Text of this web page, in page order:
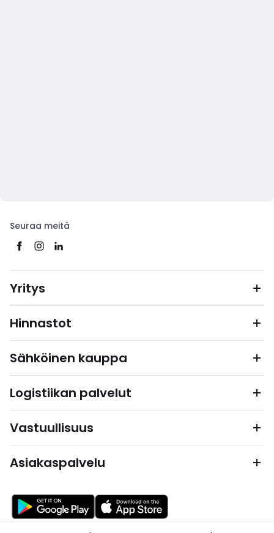
Seuraa meitä
Yritys
Hinnastot
Sähköinen kauppa
Logistiikan palvelut
Vastuullisuus
Asiakaspalvelu